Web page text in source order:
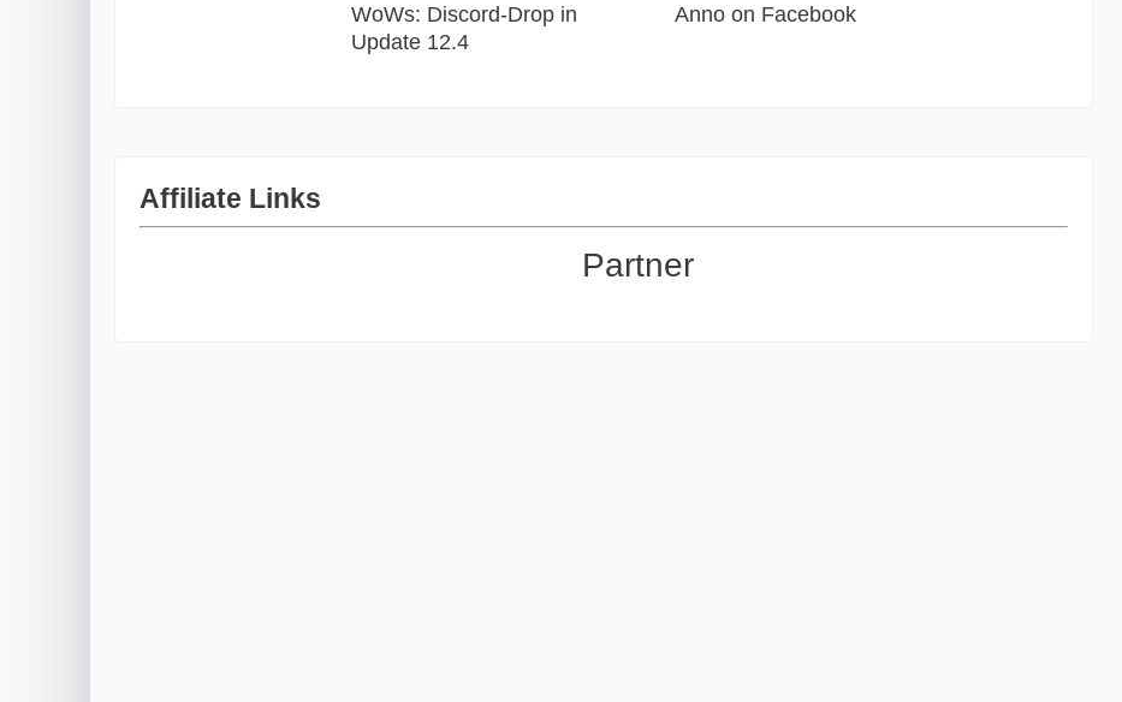
WoWs: Discord-Drop in
Update 12.4
Anno on Facebook
Affiliate Links
Partner